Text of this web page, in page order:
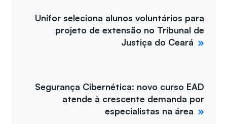
Unifor seleciona alunos voluntários para
projeto de extensão no Tribunal de
Justiça do Ceará
Segurança Cibernética: novo curso EAD
atende à crescente demanda por
especialistas na área